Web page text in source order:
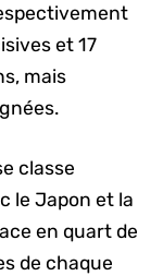
et 17
mais
classe
le Japon et la
en quart de
de chaque